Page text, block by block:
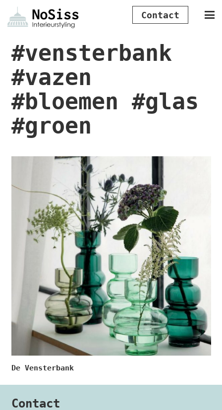
Contact
#vensterbank
#vazen
#bloemen #glas
#groen
De Vensterbank
Contact